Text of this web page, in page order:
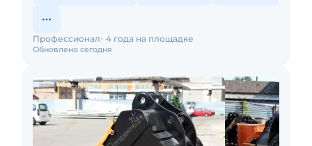
Обновлено сегодня
Профессионал 4 года на площадке